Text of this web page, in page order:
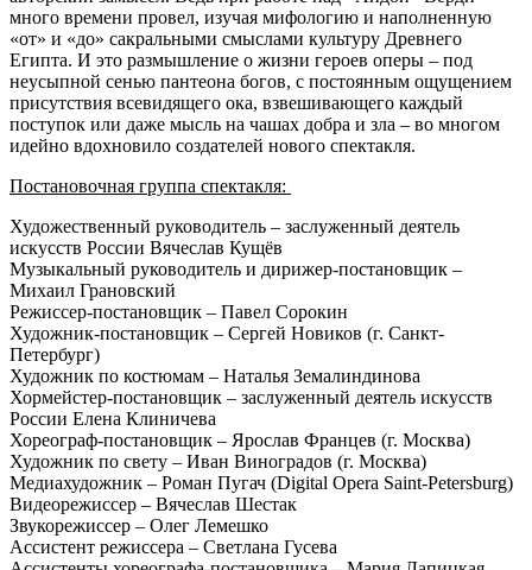
много времени провел, изучая мифологию и наполненную
«от» и «до» сакральными смыслами культуру Древнего
Египта. И это размышление о жизни героев оперы – под
неусыпной сенью пантеона богов, с постоянным ощущением
присутствия всевидящего ока, взвешивающего каждый
поступок или даже мысль на чашах добра и зла – во многом
идейно вдохновило создателей нового спектакля.
Постановочная группа спектакля:
Художественный руководитель – заслуженный деятель
искусств России Вячеслав Кущёв
Музыкальный руководитель и дирижер-постановщик –
Михаил Грановский
Режиссер-постановщик – Павел Сорокин
Художник-постановщик – Сергей Новиков (г. Санкт-
Петербург)
Художник по костюмам – Наталья Земалиндинова
Хормейстер-постановщик – заслуженный деятель искусств
России Елена Клиничева
Хореограф-постановщик – Ярослав Францев (г. Москва)
Художник по свету – Иван Виноградов (г. Москва)
Медиахудожник – Роман Пугач (Digital Opera Saint-Petersburg)
Видеорежиссер – Вячеслав Шестак
Звукорежиссер – Олег Лемешко
Ассистент режиссера – Светлана Гусева